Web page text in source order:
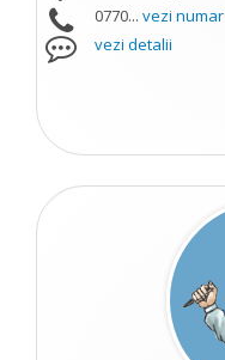
0770... vezi numar
vezi detalii